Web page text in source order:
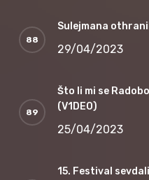
Sulejmana
29/04/2023
Što li mi se
(V1DEO)
25/04/2023
15. Festival